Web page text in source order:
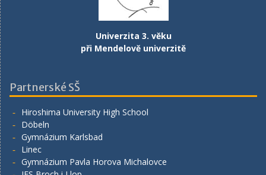
Univerzita 3. věku
při Mendelově univerzitě
Partnerské SŠ
Hiroshima University High School
Döbeln
Gymnázium Karlsbad
Linec
Gymnázium Pavla Horova Michalovce